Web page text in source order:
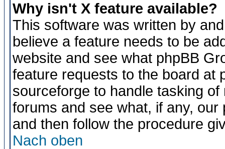
Why isn't X feature available?
This software was written by
believe a feature needs to be
website and see what phpBB
feature requests to the board at
sourceforge to handle tasking
forums and see what, if any,
and then follow the procedure
Nach oben